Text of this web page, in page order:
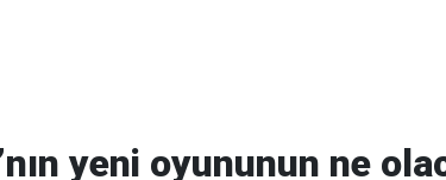
yeni oyununun ne